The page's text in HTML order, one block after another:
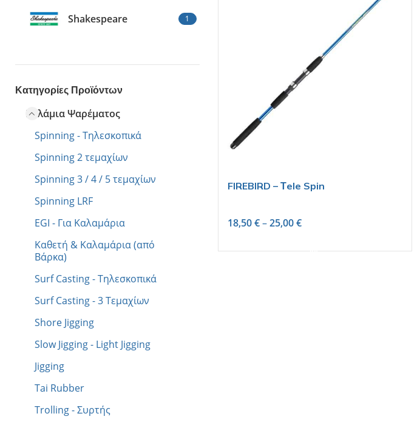
Shakespeare 1
Κατηγορίες Προϊόντων
Καλάμια Ψαρέματος
Spinning - Τηλεσκοπικά
Spinning 2 τεμαχίων
Spinning 3 / 4 / 5 τεμαχίων
Spinning LRF
EGI - Για Καλαμάρια
Καθετή & Καλαμάρια (από
Βάρκα)
Surf Casting - Τηλεσκοπικά
Surf Casting - 3 Tεμαχίων
Shore Jigging
Slow Jigging - Light Jigging
Jigging
Tai Rubber
Trolling - Συρτής
FIREBIRD – Τele Spin
18,50€–25,00€